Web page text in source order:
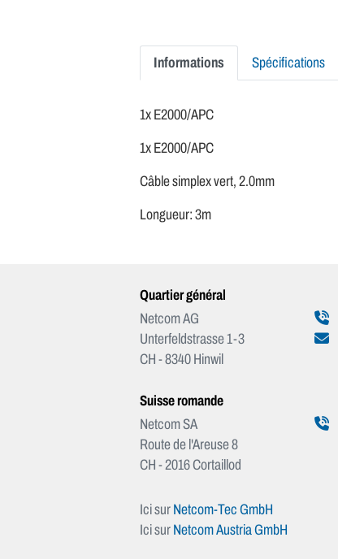
Informations Spécifications
1x E2000/APC
1x E2000/APC
Câble simplex vert, 2.0mm
Longueur: 3m
Quartier général
Netcom AG
Unterfeldstrasse 1-3
CH - 8340 Hinwil
Suisse romande
Netcom SA
Route de l'Areuse 8
CH - 2016 Cortaillod
Ici sur Netcom-Tec GmbH
Ici sur Netcom Austria GmbH